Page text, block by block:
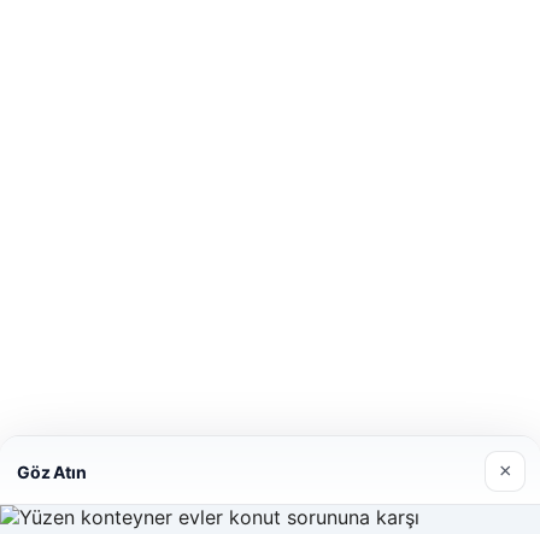
Göz Atın ×